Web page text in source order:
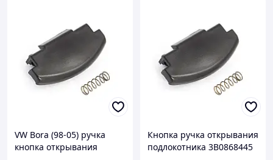
VW Bora (98-05) ручка
кнопка открывания
Кнопка ручка открывания
подлокотника 3B0868445